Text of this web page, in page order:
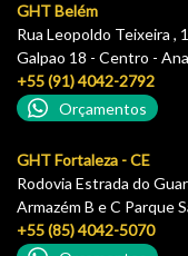
GHT Belém
Rua Leopoldo Teixeira ,
Galpao 18 - Centro -
+55 (91) 4042-2792
Orçamentos
GHT Fortaleza - CE
Rodovia Estrada do
Armazém B e C Parque
+55 (85) 4042-5070